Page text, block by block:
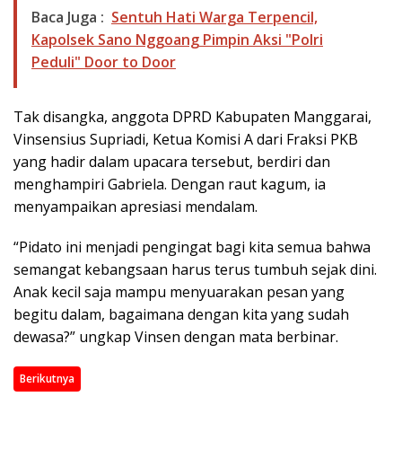
Baca Juga : Sentuh Hati Warga Terpencil,
Kapolsek Sano Nggoang Pimpin Aksi "Polri
Peduli" Door to Door
Tak disangka, anggota DPRD Kabupaten Manggarai,
Vinsensius Supriadi, Ketua Komisi A dari Fraksi PKB
yang hadir dalam upacara tersebut, berdiri dan
menghampiri Gabriela. Dengan raut kagum, ia
menyampaikan apresiasi mendalam.
“Pidato ini menjadi pengingat bagi kita semua bahwa
semangat kebangsaan harus terus tumbuh sejak dini.
Anak kecil saja mampu menyuarakan pesan yang
begitu dalam, bagaimana dengan kita yang sudah
dewasa?” ungkap Vinsen dengan mata berbinar.
Berikutnya